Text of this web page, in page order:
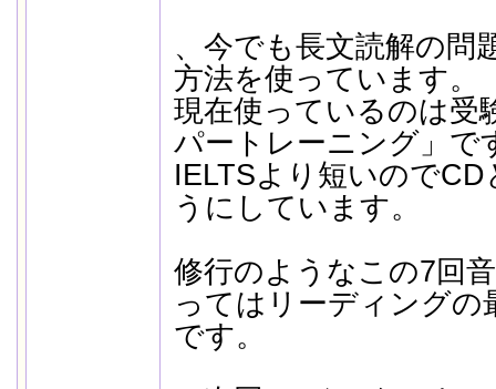
、今でも長文読解の問
方法を使っています。
現在使っているのは受
パートレーニング」で
IELTSより短いので
うにしています。
修行のようなこの7回
ってはリーディングの
です。